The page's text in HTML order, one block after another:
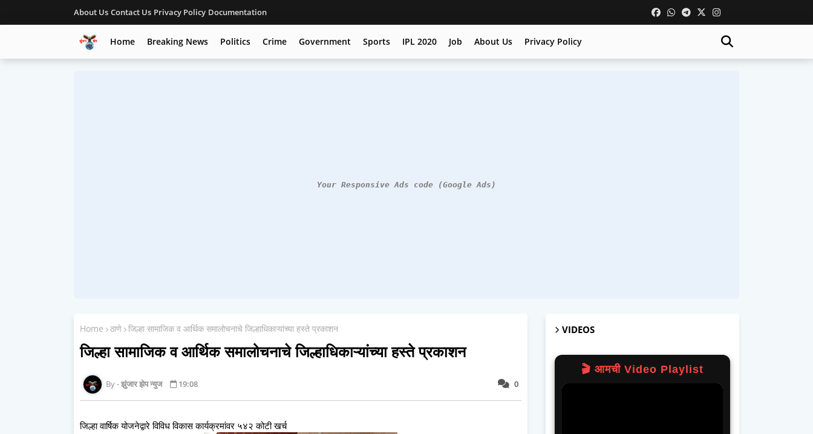
About Us Contact Us Privacy Policy Documentation
Home Breaking News Politics Crime Government Sports IPL 2020 Job About Us Privacy Policy
Your Responsive Ads code (Google Ads)
Home ठाणे जिल्हा सामाजिक व आर्थिक समालोचनाचे जिल्हाधिकाऱ्यांच्या हस्ते प्रकाशन
जिल्हा सामाजिक व आर्थिक समालोचनाचे जिल्हाधिकाऱ्यांच्या हस्ते प्रकाशन
0
झुंजार झेप न्युज 19:08
जिल्हा वार्षिक योजनेद्वारे विविध विकास कार्यक्रमांवर ५४२ कोटी खर्च
VIDEOS
🎬 आमची Video Playlist